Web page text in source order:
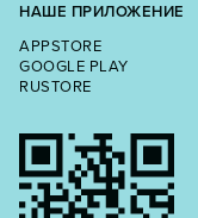
НАШЕ ПРИЛОЖЕНИЕ
APPSTORE
GOOGLE PLAY
RUSTORE